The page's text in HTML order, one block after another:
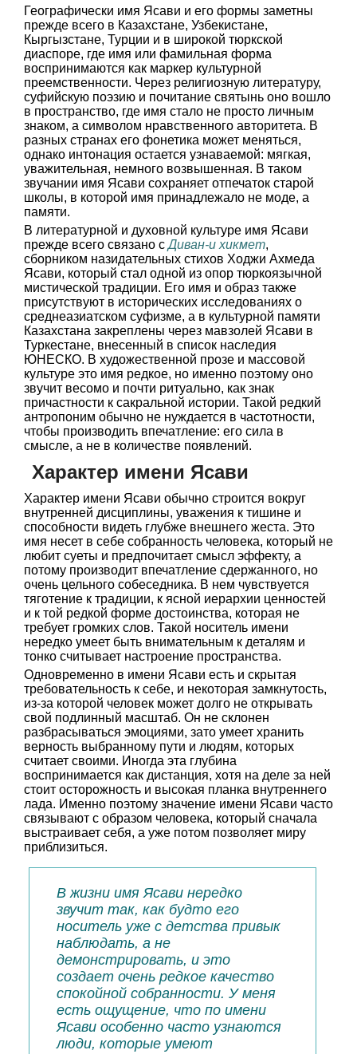
Географически имя Ясави и его формы заметны
прежде всего в Казахстане, Узбекистане,
Кыргызстане, Турции и в широкой тюркской
диаспоре, где имя или фамильная форма
воспринимаются как маркер культурной
преемственности. Через религиозную литературу,
суфийскую поэзию и почитание святынь оно вошло
в пространство, где имя стало не просто личным
знаком, а символом нравственного авторитета. В
разных странах его фонетика может меняться,
однако интонация остается узнаваемой: мягкая,
уважительная, немного возвышенная. В таком
звучании имя Ясави сохраняет отпечаток старой
школы, в которой имя принадлежало не моде, а
памяти.
В литературной и духовной культуре имя Ясави
прежде всего связано сДиван-и хикмет,
сборником назидательных стихов Ходжи Ахмеда
Ясави, который стал одной из опор тюркоязычной
мистической традиции. Его имя и образ также
присутствуют в исторических исследованиях о
среднеазиатском суфизме, а в культурной памяти
Казахстана закреплены через мавзолей Ясави в
Туркестане, внесенный в список наследия
ЮНЕСКО. В художественной прозе и массовой
культуре это имя редкое, но именно поэтому оно
звучит весомо и почти ритуально, как знак
причастности к сакральной истории. Такой редкий
антропоним обычно не нуждается в частотности,
чтобы производить впечатление: его сила в
смысле, а не в количестве появлений.
Характер имени Ясави
Характер имени Ясави обычно строится вокруг
внутренней дисциплины, уважения к тишине и
способности видеть глубже внешнего жеста. Это
имя несет в себе собранность человека, который не
любит суеты и предпочитает смысл эффекту, а
потому производит впечатление сдержанного, но
очень цельного собеседника. В нем чувствуется
тяготение к традиции, к ясной иерархии ценностей
и к той редкой форме достоинства, которая не
требует громких слов. Такой носитель имени
нередко умеет быть внимательным к деталям и
тонко считывает настроение пространства.
Одновременно в имени Ясави есть и скрытая
требовательность к себе, и некоторая замкнутость,
из-за которой человек может долго не открывать
свой подлинный масштаб. Он не склонен
разбрасываться эмоциями, зато умеет хранить
верность выбранному пути и людям, которых
считает своими. Иногда эта глубина
воспринимается как дистанция, хотя на деле за ней
стоит осторожность и высокая планка внутреннего
лада. Именно поэтому значение имени Ясави часто
связывают с образом человека, который сначала
выстраивает себя, а уже потом позволяет миру
приблизиться.
В жизни имя Ясави нередко
звучит так, как будто его
носитель уже с детства привык
наблюдать, а не
демонстрировать, и это
создает очень редкое качество
спокойной собранности. У меня
есть ощущение, что по имени
Ясави особенно часто узнаются
люди, которые умеют